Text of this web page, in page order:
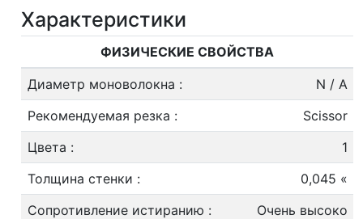
Характеристики
ФИЗИЧЕСКИЕ СВОЙСТВА
Диаметр моноволокна :
N / A
Рекомендуемая резка :
Scissor
Цвета :
1
Толщина стенки :
0,045 «
Сопротивление истиранию :
Очень высоко